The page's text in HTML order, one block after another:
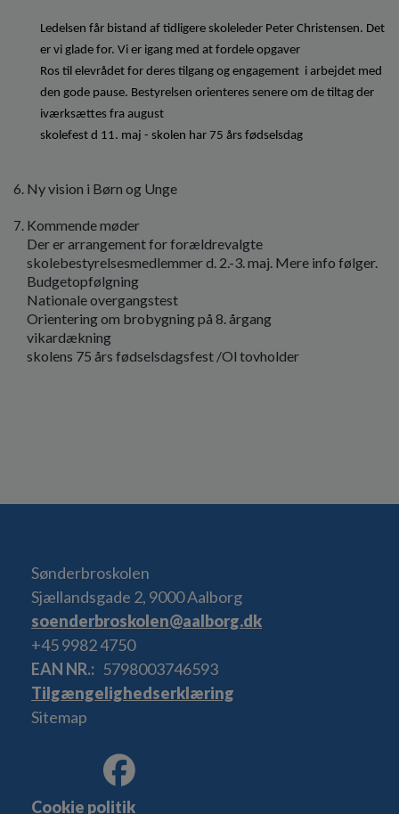
Ledelsen får bistand af tidligere skoleleder Peter Christensen. Det
er vi glade for. Vi er igang med at fordele opgaver
Ros til elevrådet for deres tilgang og engagement  i arbejdet med
den gode pause. Bestyrelsen orienteres senere om de tiltag der
iværksættes fra august
skolefest d 11. maj - skolen har 75 års fødselsdag
Ny vision i Børn og Unge
Kommende møder
Der er arrangement for forældrevalgte
skolebestyrelsesmedlemmer d. 2.-3. maj. Mere info følger.
Budgetopfølgning
Nationale overgangstest
Orientering om brobygning på 8. årgang
vikardækning
skolens 75 års fødselsdagsfest /Ol tovholder
Sønderbroskolen
Sjællandsgade 2, 9000 Aalborg
soenderbroskolen@aalborg.dk
+45 9982 4750
EAN NR.
5798003746593
Tilgængelighedserklæring
Sitemap
Cookie politik